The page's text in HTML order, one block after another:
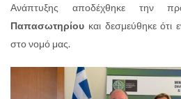
Ανάπτυξης αποδέχθηκε την
Παπασωτηρίου και δεσμεύθηκε ότι
στο νομό μας.